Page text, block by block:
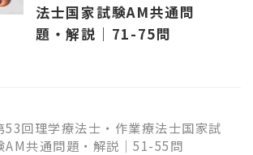
法士国家試験AM共通問
題・解説｜71-75問
53回理学療法士・作業療法士国家試
AM共通問題・解説｜51-55問